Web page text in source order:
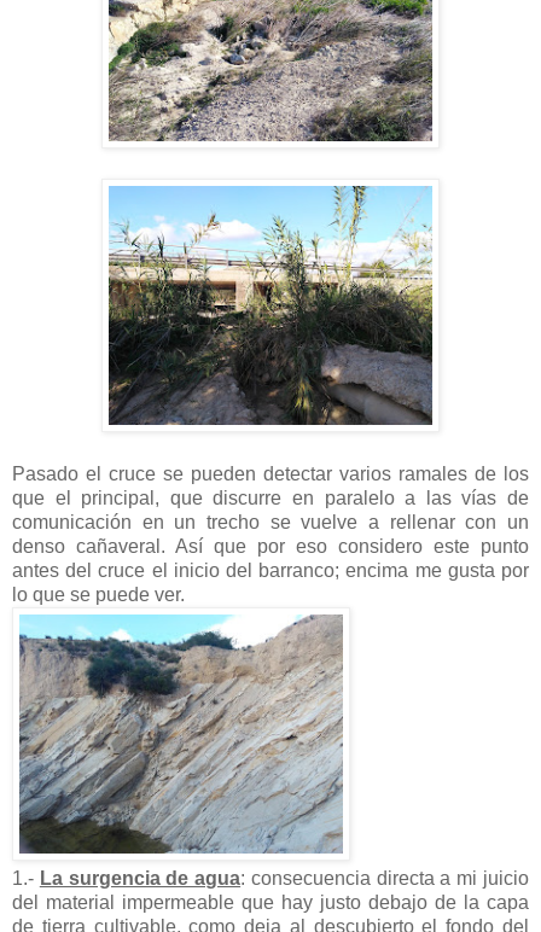
Pasado el cruce se pueden detectar varios ramales de los
que el principal, que discurre en paralelo a las vías de
comunicación en un trecho se vuelve a rellenar con un
denso cañaveral. Así que por eso considero este punto
antes del cruce el inicio del barranco; encima me gusta por
lo que se puede ver.
1.- La surgencia de agua: consecuencia directa a mi juicio
del material impermeable que hay justo debajo de la capa
de tierra cultivable, como deja al descubierto el fondo del